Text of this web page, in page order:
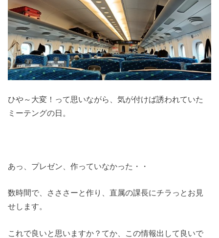
ひや～大変！って思いながら、気が付けば誘われていた
ミーテングの日。
あっ、プレゼン、作っていなかった・・
数時間で、さささーと作り、直属の課長にチラっとお見
せします。
これで良いと思いますか？てか、この情報出して良いで